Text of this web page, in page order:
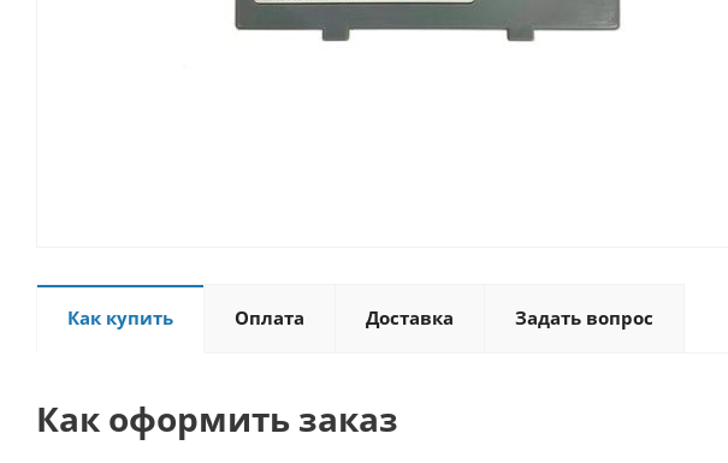
Как купить Оплата Доставка Задать вопрос
Как оформить заказ